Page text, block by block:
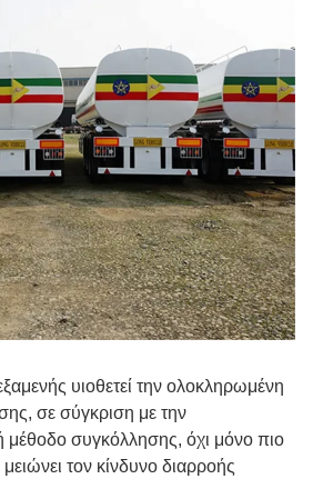
υιοθετεί την ολοκληρωμένη
σε σύγκριση με την
μέθοδο συγκόλλησης, όχι μόνο πιο
τον κίνδυνο διαρροής